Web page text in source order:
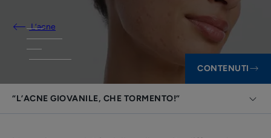
L’acne
CONTENUTI
“L’ACNE GIOVANILE, CHE TORMENTO!”